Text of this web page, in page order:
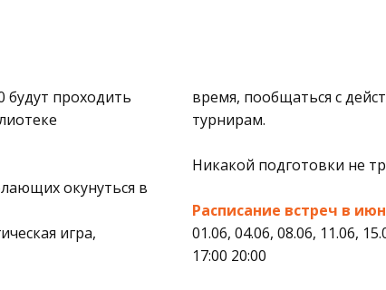
будут проходить
окунуться в
игра,
время, пообщаться с
турнирам.
Никакой подготовки не
Расписание встреч в
01.06, 04.06, 08.06, 11.06,
17:00 20:00